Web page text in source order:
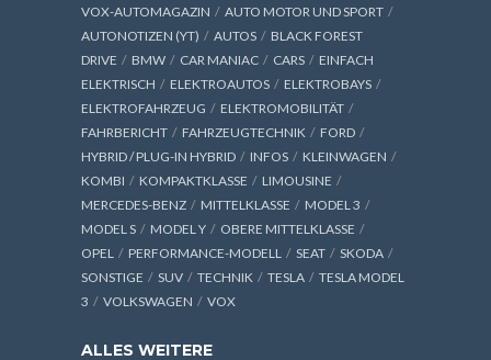
VOX-AUTOMAGAZIN
AUTO MOTOR UND SPORT
AUTONOTIZEN (YT)
AUTOS
BLACK FOREST
DRIVE
BMW CAR MANIAC CARS
EINFACH
ELEKTRISCH
ELEKTROAUTOS
ELEKTROBAYS
ELEKTROFAHRZEUG
ELEKTROMOBILITÄT
FAHRBERICHT
FAHRZEUGTECHNIK
FORD
HYBRID / PLUG-IN HYBRID
INFOS
KLEINWAGEN
KOMBI
KOMPAKTKLASSE
LIMOUSINE
MERCEDES-BENZ
MITTELKLASSE
MODEL 3
MODEL S
MODEL Y
OBERE MITTELKLASSE
OPEL
PERFORMANCE-MODELL SEAT
SKODA
SONSTIGE
SUV TECHNIK TESLA
TESLA MODEL
3
VOLKSWAGEN VOX
ALLES WEITERE